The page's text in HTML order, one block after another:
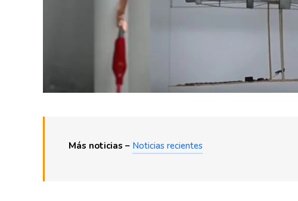
Más noticias – Noticias recientes